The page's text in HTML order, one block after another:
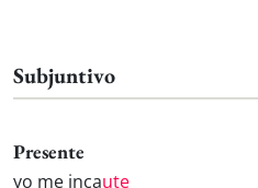
Subjuntivo
Presente
yo me incaute